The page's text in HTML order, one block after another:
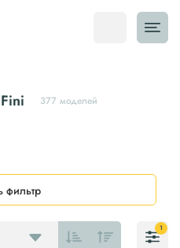
377 моделей
фильтр
1